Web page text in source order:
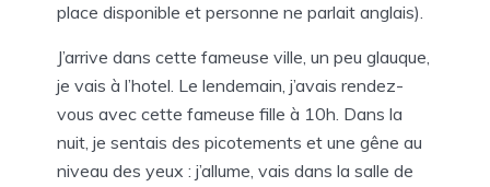
place disponible et personne ne parlait anglais).
J’arrive dans cette fameuse ville, un peu glauque,
je vais à l’hotel. Le lendemain, j’avais rendez-
vous avec cette fameuse fille à 10h. Dans la
nuit, je sentais des picotements et une gêne au
niveau des yeux : j’allume, vais dans la salle de